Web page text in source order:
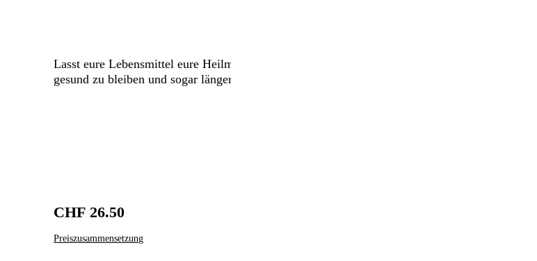
Lasst eure Lebensmittel eure Heilmittel sein! Verblüffend, wie einfach es sein kann, langfristig
gesund zu bleiben und sogar länger zu leben.
CHF 26.50
Preiszusammensetzung